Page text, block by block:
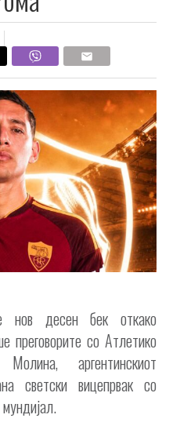
десен бек откако
преговорите со Атлетико
аргентинскиот
светски вицепрвак со